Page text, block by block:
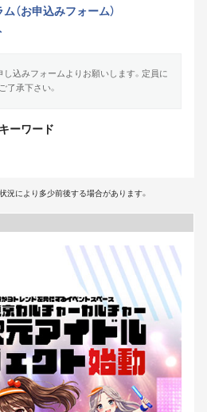
（お申込みフォーム）
し込みフォームよりお願いします。定員に
了承下さい。
ーワード
況により多少前後する場合があります。